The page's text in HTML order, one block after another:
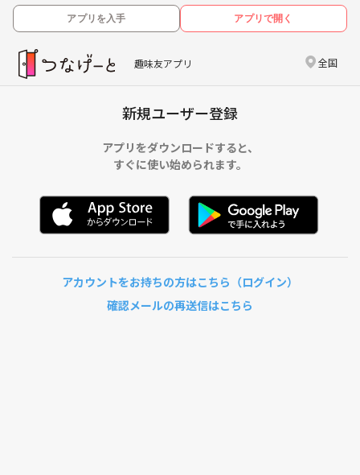
アプリを入手 アプリで開く
趣味友アプリ 全国
新規ユーザー登録
アプリをダウンロードすると、
すぐに使い始められます。
アカウントをお持ちの方はこちら（ログイン）
確認メールの再送信はこちら